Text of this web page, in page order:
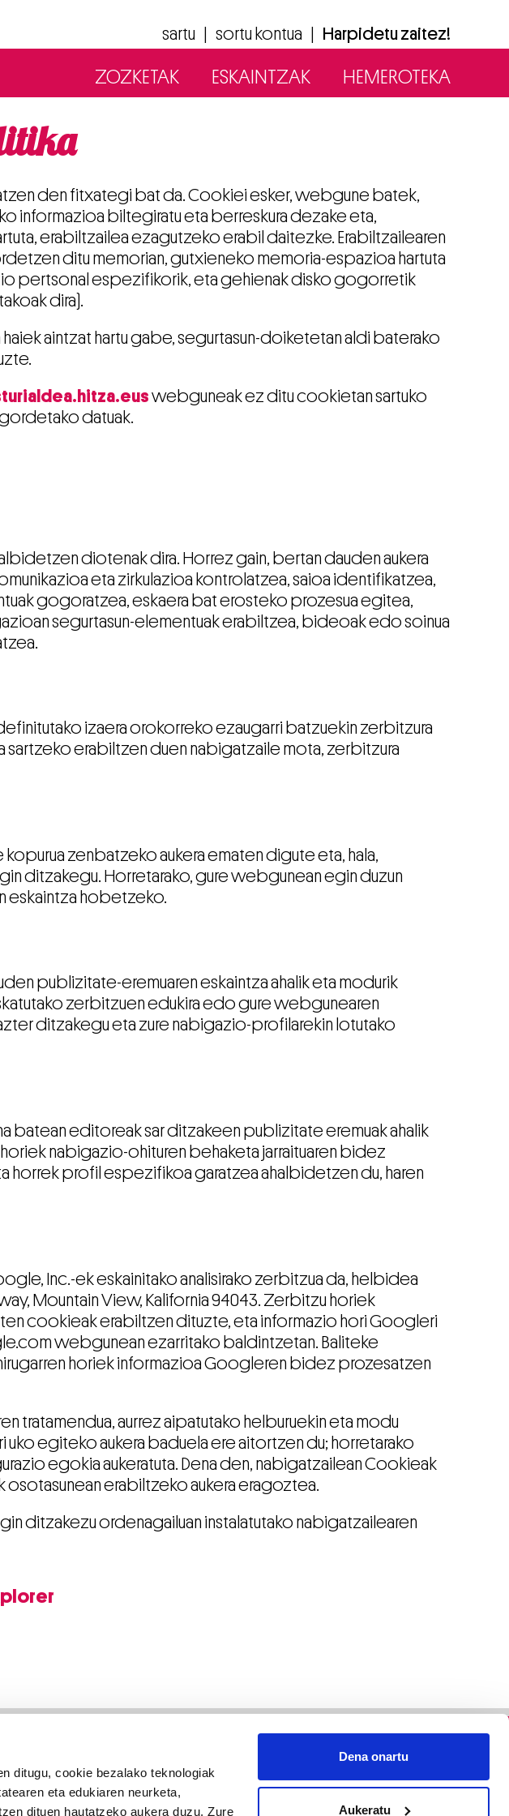
ditugu, cookie bezalako teknologiak
eta edukiaren neurketa,
dituen hautatzeko aukera duzu. Zure
Dena onartu
Aukeratu
sartu sortu kontua Harpidetu zaitez!
ZOZKETAK ESKAINTZAK HEMEROTEKA
den fitxategi bat da. Cookiei esker, webgune batek,
informazioa biltegiratu eta berreskura dezake eta,
erabiltzailea ezagutzeko erabil daitezke. Erabiltzailearen
ditu memorian, gutxieneko memoria-espazioa hartuta
pertsonal espezifikorik, eta gehienak disko gogorretik
dira).
aintzat hartu gabe, segurtasun-doiketetan aldi baterako
webguneak ez ditu cookietan sartuko
datuak.
diotenak dira. Horrez gain, bertan dauden aukera
eta zirkulazioa kontrolatzea, saioa identifikatzea,
gogoratzea, eskaera bat erosteko prozesua egitea,
segurtasun-elementuak erabiltzea, bideoak edo soinua
izaera orokorreko ezaugarri batzuekin zerbitzura
sartzeko erabiltzen duen nabigatzaile mota, zerbitzura
zenbatzeko aukera ematen digute eta, hala,
ditzakegu. Horretarako, gure webgunean egin duzun
eskaintza hobetzeko.
publizitate-eremuaren eskaintza ahalik eta modurik
zerbitzuen edukira edo gure webgunearen
ditzakegu eta zure nabigazio-profilarekin lotutako
batean editoreak sar ditzakeen publizitate eremuak ahalik
nabigazio-ohituren behaketa jarraituaren bidez
profil espezifikoa garatzea ahalbidetzen du, haren
Inc.-ek eskainitako analisirako zerbitzua da, helbidea
Mountain View, Kalifornia 94043. Zerbitzu horiek
cookieak erabiltzen dituzte, eta informazio hori Googleri
webgunean ezarritako baldintzetan. Baliteke
horiek informazioa Googleren bidez prozesatzen
tratamendua, aurrez aipatutako helburuekin eta modu
uko egiteko aukera baduela ere aitortzen du; horretarako
egokia aukeratuta. Dena den, nabigatzailean Cookieak
erabiltzeko aukera eragoztea.
ditzakezu ordenagailuan instalatutako nabigatzailearen